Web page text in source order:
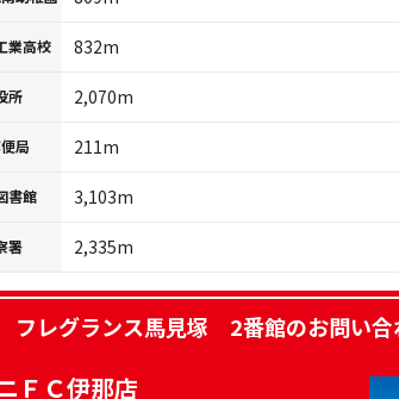
業高校 832m
所 2,070m
局 211m
書館 3,103m
署 2,335m
フレグランス馬見塚 2番館のお問い
ＦＣ伊那店